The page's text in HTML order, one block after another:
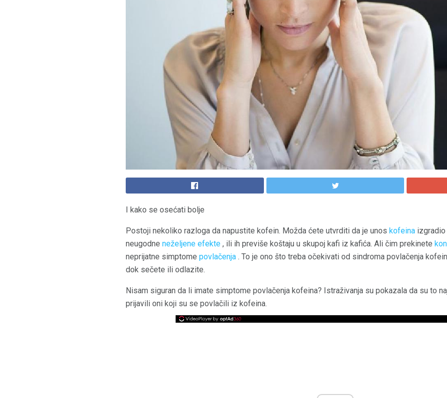
I kako se osećati bolje
Postoji nekoliko razloga da napustite kofein. Možda ćete utvrditi da je unos kofeina izgradio
neugodne neželjene efekte , ili ih previše koštaju u skupoj kafi iz kafića. Ali čim prekinete
neprijatne simptome povlačenja . To je ono što treba očekivati ​​od sindroma povlačenja
dok sečete ili odlazite.
Nisam siguran da li imate simptome povlačenja kofeina? Istraživanja su pokazala da su to
prijavili oni koji su se povlačili iz kofeina.